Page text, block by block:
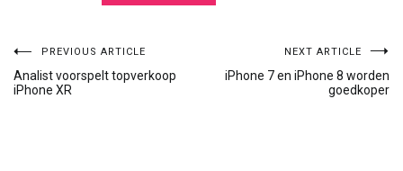
Bericht
navigatie
PREVIOUS ARTICLE
Analist voorspelt topverkoop
iPhone XR
NEXT ARTICLE
iPhone 7 en iPhone 8 worden
goedkoper